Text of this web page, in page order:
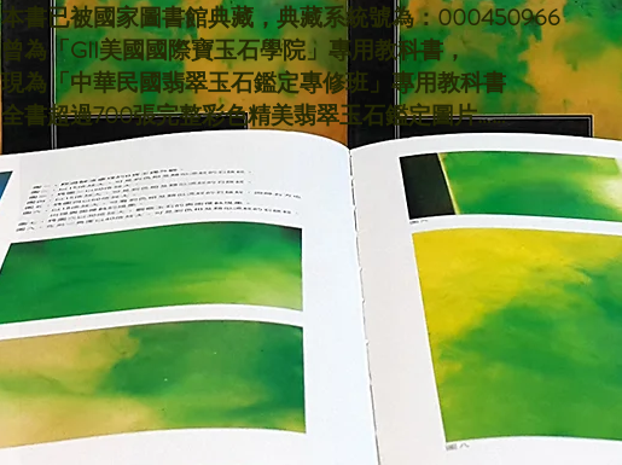
本書已被國家圖書館典藏，典藏系統號為：000450966
曾為「GII美國國際寶玉石學院」專用教科書，
​現為「中華民國翡翠玉石鑑定專修班」專用教科書
全書超過700張完整彩色精美翡翠玉石鑑定圖片……